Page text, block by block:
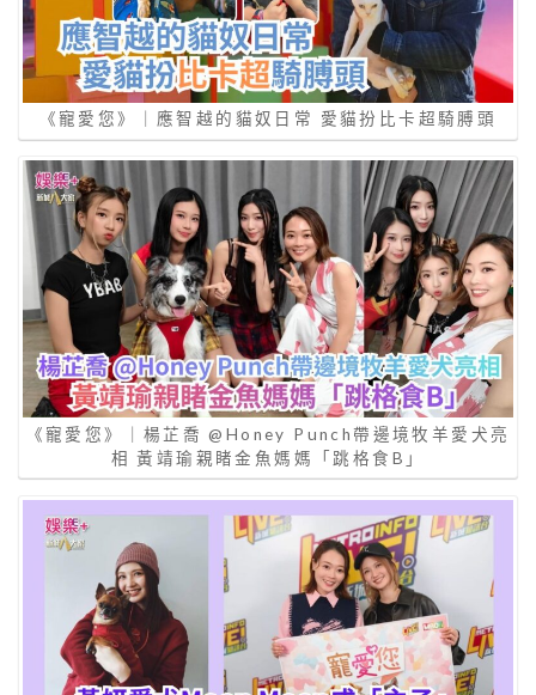
《寵愛您》｜應智越的貓奴日常 愛貓扮比卡超騎膊頭
《寵愛您》｜楊芷喬 @Honey Punch帶邊境牧羊愛犬亮
相 黃靖瑜親睹金魚媽媽「跳格食B」